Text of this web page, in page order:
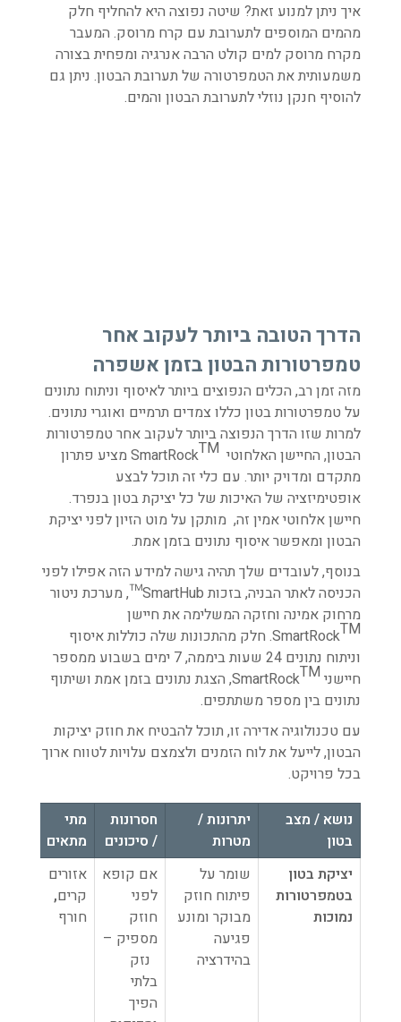
איך ניתן למנוע זאת? שיטה נפוצה היא להחליף חלק
מהמים המוספים לתערובת עם קרח מרוסק. המעבר
מקרח מרוסק למים קולט הרבה אנרגיה ומפחית בצורה
משמעותית את הטמפרטורה של תערובת הבטון. ניתן גם
להוסיף חנקן נוזלי לתערובת הבטון והמים.
הדרך הטובה ביותר לעקוב אחר
טמפרטורות הבטון בזמן אשפרה
מזה זמן רב, הכלים הנפוצים ביותר לאיסוף וניתוח נתונים
על טמפרטורות בטון כללו צמדים תרמיים ואוגרי נתונים.
למרות שזו הדרך הנפוצה ביותר לעקוב אחר טמפרטורות
הבטון, החיישן האלחוטי SmartRock TM
מציע פתרון
מתקדם ומדויק יותר. עם כלי זה תוכל לבצע
אופטימיזציה של האיכות של כל יציקת בטון בנפרד.
חיישן אלחוטי אמין זה, מותקן על מוט הזיון לפני יציקת
הבטון ומאפשר איסוף נתונים בזמן אמת.
בנוסף, לעובדים שלך תהיה גישה למידע הזה אפילו לפני
הכניסה לאתר הבניה, בזכות SmartHub™, מערכת ניטור
מרחוק אמינה וחזקה המשלימה את חיישן
SmartRockTM
. חלק מהתכונות שלה כוללות איסוף
וניתוח נתונים 24 שעות ביממה, 7 ימים בשבוע ממספר
חיישני SmartRock TM
, הצגת נתונים בזמן אמת ושיתוף
נתונים בין מספר משתתפים.
עם טכנולוגיה אדירה זו, תוכל להבטיח את חוזק יציקות
הבטון, לייעל את לוח הזמנים ולצמצם עלויות לטווח ארוך
בכל פרויקט.
נושא / מצב
בטון
יתרונות /
מטרות
חסרונות
/ סיכונים
מתי
מתאים
יציקת בטון
בטמפרטורות
נמוכות
שומר על
פיתוח חוזק
מבוקר ומונע
פגיעה
בהידרציה
אם קופא
לפני
חוזק
מספיק –
נזק
בלתי
הפיך
אזורים
קרים,
חורף